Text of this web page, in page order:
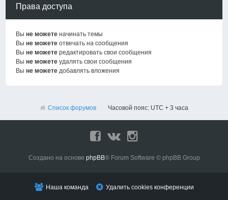
Права доступа
Выне можете начинать темы
Выне можете отвечать на сообщения
Выне можете редактировать свои сообщения
Выне можете удалять свои сообщения
Выне можете добавлять вложения
Список форумов Часовой пояс: UTC + 3 часа
Создано на основе phpBB® Forum Software © phpBB Group
Наша команда Удалить cookies конференции